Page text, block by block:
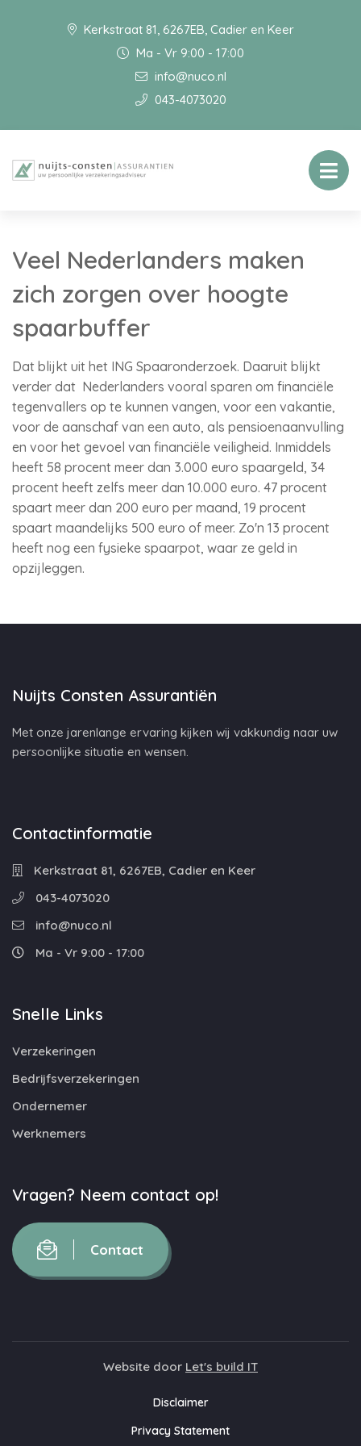
Kerkstraat 81, 6267EB, Cadier en Keer
Ma - Vr 9:00 - 17:00
info@nuco.nl
043-4073020
Veel Nederlanders maken
zich zorgen over hoogte
spaarbuffer
Dat blijkt uit het ING Spaaronderzoek. Daaruit blijkt
verder dat Nederlanders vooral sparen om financiële
tegenvallers op te kunnen vangen, voor een vakantie,
voor de aanschaf van een auto, als pensioenaanvulling
en voor het gevoel van financiële veiligheid. Inmiddels
heeft 58 procent meer dan 3.000 euro spaargeld, 34
procent heeft zelfs meer dan 10.000 euro. 47 procent
spaart meer dan 200 euro per maand, 19 procent
spaart maandelijks 500 euro of meer. Zo'n 13 procent
heeft nog een fysieke spaarpot, waar ze geld in
opzijleggen.
Nuijts Consten Assurantiën
Met onze jarenlange ervaring kijken wij vakkundig naar uw
persoonlijke situatie en wensen.
Contactinformatie
Kerkstraat 81, 6267EB, Cadier en Keer
043-4073020
info@nuco.nl
Ma - Vr 9:00 - 17:00
Snelle Links
Verzekeringen
Bedrijfsverzekeringen
Ondernemer
Werknemers
Vragen? Neem contact op!
Contact
Website door Let's build IT
Disclaimer
Privacy Statement